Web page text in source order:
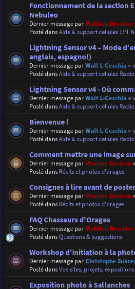
Fonctionnement de la section
Nebuleo
Dernier message par Mathieu Brochier
Posté dansAide & support cellules LPT
Lightning Sensor v4 – Mode
anglais, espagnol)
Dernier message parWalt L-Ceschia «
Posté dansAide & support cellules
Lightning Sensor v4 - Où
Dernier message parWalt L-Ceschia «
Posté dansAide & support cellules
Bienvenue !
Dernier message parWalt L-Ceschia «
Posté dansAide & support cellules
Comment mettre une image
Dernier message par Maxime Daviron«
Posté dans Récits et photos d'orages
Consignes à lire avant de poster
Dernier message par Maxime Daviron«
Posté dans Récits et photos d'orages
FAQ Chasseurs d'Orages
Dernier message par Mathieu Brochier
Posté dansQuestions & suggestions
Workshop d'initiation à la
Dernier message parChristophe
Posté dansVos sites, projets, expositions
Exposition photo à Sallanches